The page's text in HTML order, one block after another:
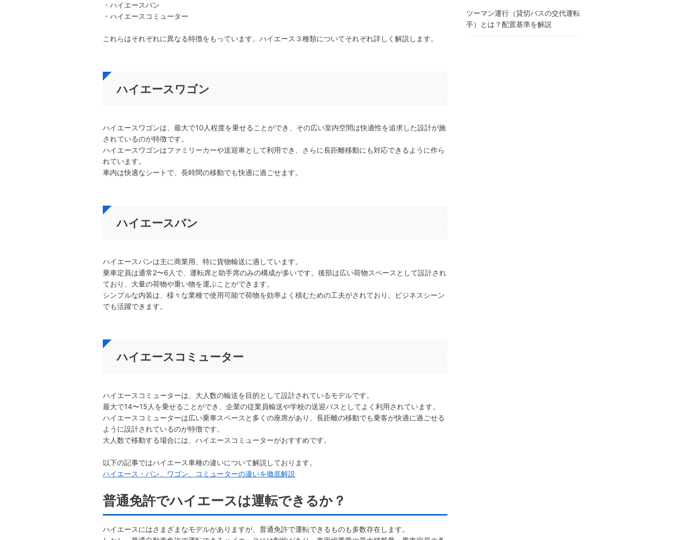
・ハイエースバン
・ハイエースコミューター
これらはそれぞれに異なる特徴をもっています。ハイエース３種類についてそれぞれ詳しく解説します。
ハイエースワゴン
ハイエースワゴンは、最大で10人程度を乗せることができ、その広い室内空間は快適性を追求した設計が施
されているのが特徴です。
ハイエースワゴンはファミリーカーや送迎車として利用でき、さらに長距離移動にも対応できるように作ら
れています。
車内は快適なシートで、長時間の移動でも快適に過ごせます。
ハイエースバン
ハイエースバンは主に商業用、特に貨物輸送に適しています。
乗車定員は通常2〜6人で、運転席と助手席のみの構成が多いです。後部は広い荷物スペースとして設計され
ており、大量の荷物や重い物を運ぶことができます。
シンプルな内装は、様々な業種で使用可能で荷物を効率よく積むための工夫がされており、ビジネスシーン
でも活躍できます。
ハイエースコミューター
ハイエースコミューターは、大人数の輸送を目的として設計されているモデルです。
最大で14〜15人を乗せることができ、企業の従業員輸送や学校の送迎バスとしてよく利用されています。
ハイエースコミューターは広い乗車スペースと多くの座席があり、長距離の移動でも乗客が快適に過ごせる
ように設計されているのが特徴です。
大人数で移動する場合には、ハイエースコミューターがおすすめです。
以下の記事ではハイエース車種の違いについて解説しております。
ハイエース・バン、ワゴン、コミューターの違いを徹底解説
普通免許でハイエースは運転できるか？
ハイエースにはさまざまなモデルがありますが、普通免許で運転できるものも多数存在します。
ツーマン運行（貸切バスの交代運転
手）とは？配置基準を解説